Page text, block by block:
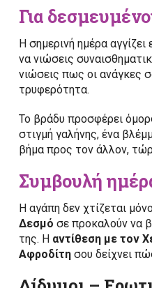
Για
Η σημερινή ημέρα
να νιώσεις
νιώσεις πως οι ανάγκες
τρυφερότητα.
Το βράδυ προσφέρει
στιγμή γαλήνης, ένα
βήμα προς τον άλλον,
Συμβουλή
Η αγάπη δεν χτίζεται
Δεσμό σε προκαλούν να
της. Η αντίθεση με τον
Αφροδίτη σου δείχνει